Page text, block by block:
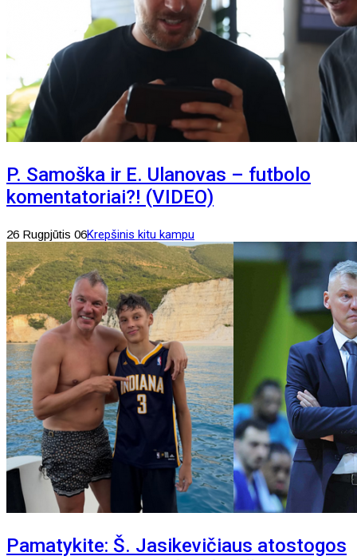
P. Samoška ir E. Ulanovas – futbolo
komentatoriai?! (VIDEO)
26 Rugpjūtis 06Krepšinis kitu kampu
Pamatykite: Š. Jasikevičiaus atostogos